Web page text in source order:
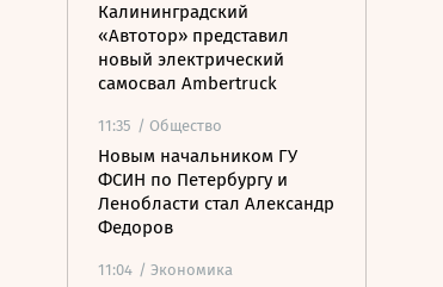
Калининградский
«Автотор» представил
новый электрический
самосвал Ambertruck
11:35 / Общество
Новым начальником ГУ
ФСИН по Петербургу и
Ленобласти стал Александр
Федоров
11:04 / Экономика